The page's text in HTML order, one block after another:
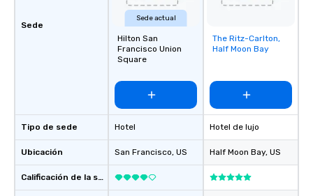
Sede
Tipo de sede
Ubicación
Calificación de la sede
Sede actual
Hilton San
Francisco Union
Square
Hotel
San Francisco, US
Removed from
favorites
The Ritz-Carlton,
Half Moon Bay
Hotel de lujo
Half Moon Bay, US